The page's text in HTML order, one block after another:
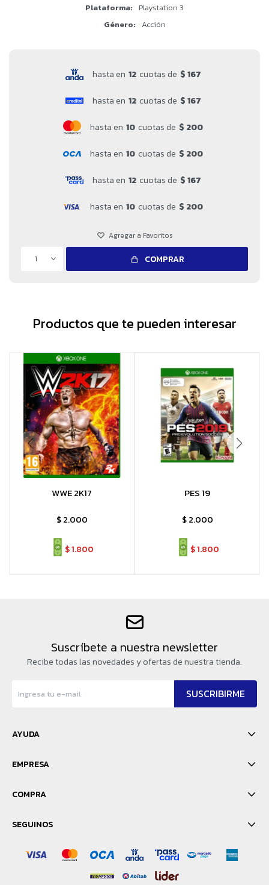
Plataforma
Playstation 3
Género
Acción
hasta en 12 cuotas de $ 167
hasta en 12 cuotas de $ 167
hasta en 10 cuotas de $ 200
hasta en 10 cuotas de $ 200
hasta en 12 cuotas de $ 167
hasta en 10 cuotas de $ 200
1 COMPRAR
Productos que te pueden interesar
WWE 2K17
$ 2.000
$1.800
PES 19
$ 2.000
$1.800
Suscríbete a nuestra newsletter
Recibe todas las novedades y ofertas de nuestra tienda.
SUSCRIBIRME
AYUDA
EMPRESA
COMPRA
SEGUINOS